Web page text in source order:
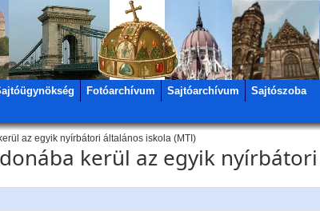
Fotóarchívum Sajtóarchívum
Sajtószoba
az egyik nyírbátori általános iskola (MTI)
kerül az egyik